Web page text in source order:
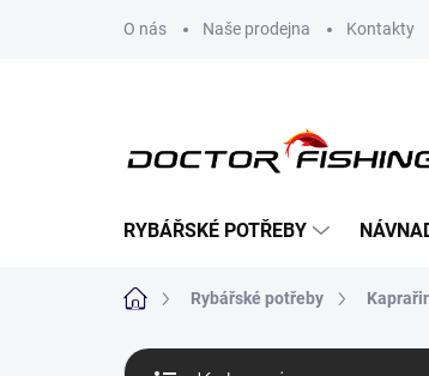
O nás Naše prodejna Kontakty
RYBÁŘSKÉ POTŘEBY
Domů Rybářské potřeby
P